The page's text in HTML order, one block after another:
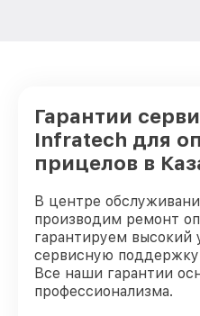
(восстановление)
Infratech
Прошивка (Обновление ПО)
прицела Infratech
Гарантии
Infratech для
прицелов в
В центре
производим ремонт
гарантируем высокий
сервисную
Все наши гарантии
профессионализма.